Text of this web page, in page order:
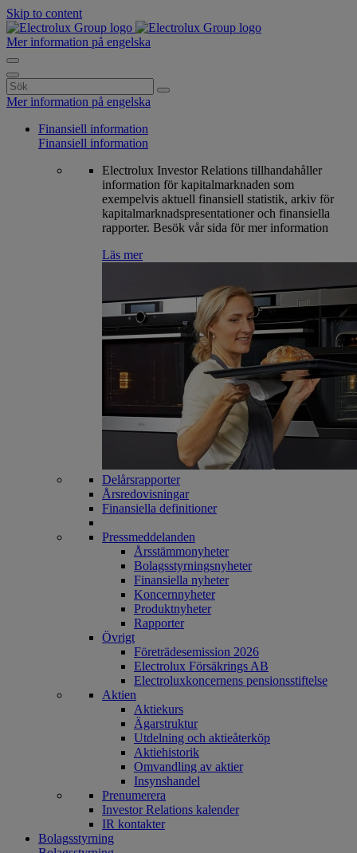
Skip to content
Mer information på engelska
Search
for:
Mer information på engelska
Finansiell information
Finansiell information
Electrolux Investor Relations tillhandahåller
information för kapitalmarknaden som
exempelvis aktuell finansiell statistik, arkiv för
kapitalmarknadspresentationer och finansiella
rapporter. Besök vår sida för mer information
Läs mer
Delårsrapporter
Årsredovisningar
Finansiella definitioner
Pressmeddelanden
Årsstämmonyheter
Bolagsstyrningsnyheter
Finansiella nyheter
Koncernnyheter
Produktnyheter
Rapporter
Övrigt
Företrädesemission 2026
Electrolux Försäkrings AB
Electroluxkoncernens pensionsstiftelse
Aktien
Aktiekurs
Ägarstruktur
Utdelning och aktieåterköp
Aktiehistorik
Omvandling av aktier
Insynshandel
Prenumerera
Investor Relations kalender
IR kontakter
Bolagsstyrning